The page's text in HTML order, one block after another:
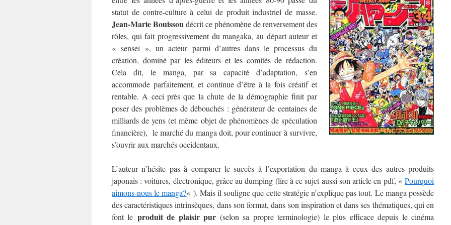
statut de contre-culture à celui de produit industriel de masse.
Jean-Marie Bouissoudécrit ce phénomène de renversement des
rôles, qui fait progressivement du mangaka, au départ auteur et
« sensei », un acteur parmi d’autres dans le processus du
création, dominé par les éditeurs et les comités de rédaction.
Cela dit, le manga, par sa capacité d’adaptation, s’en
accommode parfaitement, et continue d’être à la fois créatif et
rentable. A ceci près que la chute de la démographie finit par
poser des problèmes de débouchés : générateur de centaines de
milliards de yens (et même objet de phénomènes de spéculation
financière), le marché du manga doit, pour continuer à survivre,
s’ouvrir aux marchés occidentaux.
L’auteur n’hésite pas à comparer le succès à l’exportation du manga à ceux des autres produits
japonais : voitures, électronique, grâce au dumping (lire à ce sujet aussi son article en pdf, « Pourquoi
aimons-nous le manga?« ). Mais il souligne que cette stratégie n’explique pas tout. Le manga possède
des caractéristiques intrinsèques, dans son format, dans son inspiration et dans ses thématiques, qui en
font le produit de plaisir pur (selon sa propre terminologie) le plus efficace depuis le cinéma